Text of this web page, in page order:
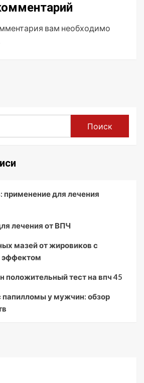
вам необходимо
Поиск
применение для лечения
лечения от ВПЧ
мазей от жировиков с
положительный тест на впч 45
папилломы у мужчин: обзор